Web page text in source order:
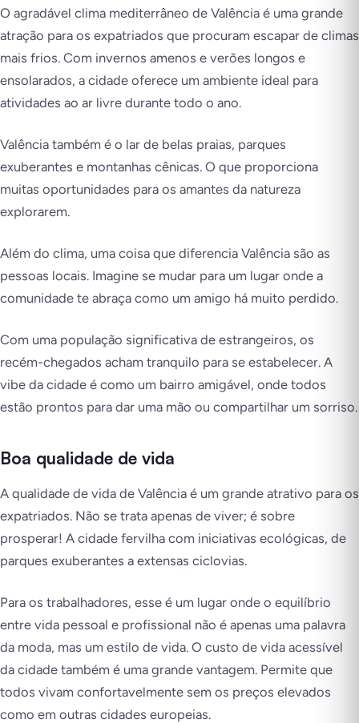
O agradável clima mediterrâneo de Valência é uma grande
atração para os expatriados que procuram escapar de climas
mais frios. Com invernos amenos e verões longos e
ensolarados, a cidade oferece um ambiente ideal para
atividades ao ar livre durante todo o ano.
Valência também é o lar de belas praias, parques
exuberantes e montanhas cênicas. O que proporciona
muitas oportunidades para os amantes da natureza
explorarem.
Além do clima, uma coisa que diferencia Valência são as
pessoas locais. Imagine se mudar para um lugar onde a
comunidade te abraça como um amigo há muito perdido.
Com uma população significativa de estrangeiros, os
recém-chegados acham tranquilo para se estabelecer. A
vibe da cidade é como um bairro amigável, onde todos
estão prontos para dar uma mão ou compartilhar um sorriso.
Boa qualidade de vida
A qualidade de vida de Valência é um grande atrativo para os
expatriados. Não se trata apenas de viver; é sobre
prosperar! A cidade fervilha com iniciativas ecológicas, de
parques exuberantes a extensas ciclovias.
Para os trabalhadores, esse é um lugar onde o equilíbrio
entre vida pessoal e profissional não é apenas uma palavra
da moda, mas um estilo de vida. O custo de vida acessível
da cidade também é uma grande vantagem. Permite que
todos vivam confortavelmente sem os preços elevados
como em outras cidades europeias.